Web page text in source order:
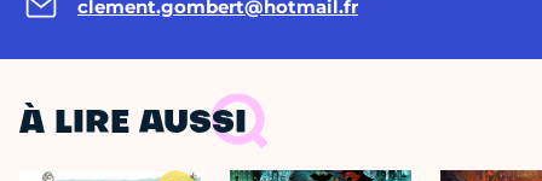
clement.gombert@hotmail.fr
À LIRE AUSSI